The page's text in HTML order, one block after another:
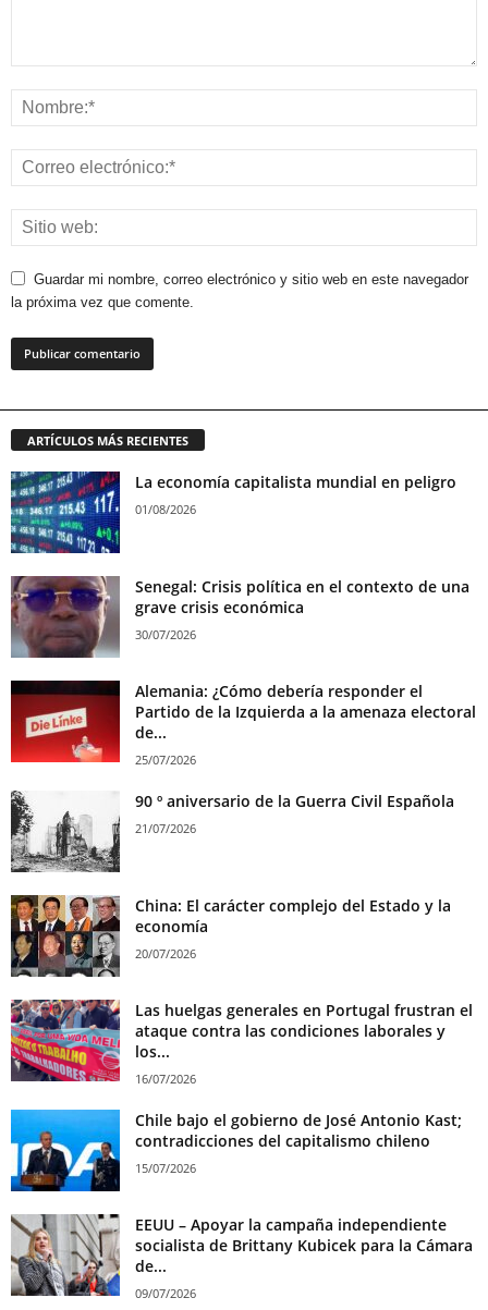
Guardar mi nombre, correo electrónico y sitio web en este navegador
la próxima vez que comente.
ARTÍCULOS MÁS RECIENTES
La economía capitalista mundial en peligro
01/08/2026
Senegal: Crisis política en el contexto de una
grave crisis económica
30/07/2026
Alemania: ¿Cómo debería responder el
Partido de la Izquierda a la amenaza electoral
de...
25/07/2026
90 º aniversario de la Guerra Civil Española
21/07/2026
China: El carácter complejo del Estado y la
economía
20/07/2026
Las huelgas generales en Portugal frustran el
ataque contra las condiciones laborales y
los...
16/07/2026
Chile bajo el gobierno de José Antonio Kast;
contradicciones del capitalismo chileno
15/07/2026
EEUU – Apoyar la campaña independiente
socialista de Brittany Kubicek para la Cámara
de...
09/07/2026